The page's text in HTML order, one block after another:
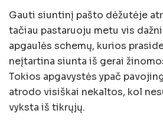
Gauti siuntinį pašto dėžutėje
tačiau pastaruoju metu vis
apgaulės schemų, kurios
neįtartina siunta iš gerai
Tokios apgavystės ypač
atrodo visiškai nekaltos, kol
vyksta iš tikrųjų.